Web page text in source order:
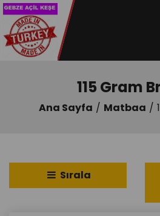
115 Gram
Ana Sayfa Matbaa
Sırala